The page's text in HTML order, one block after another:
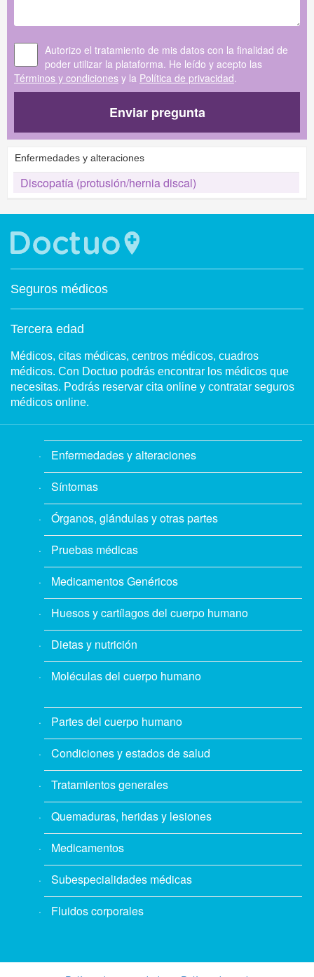
Autorizo el tratamiento de mis datos con la finalidad de
poder utilizar la plataforma. He leído y acepto las
Términos y condiciones y la Política de privacidad.
Enviar pregunta
Enfermedades y alteraciones
Discopatía (protusión/hernia discal)
Seguros médicos
Tercera edad
Médicos, citas médicas, centros médicos, cuadros
médicos. Con Doctuo podrás encontrar los médicos que
necesitas. Podrás reservar cita online y contratar seguros
médicos online.
Enfermedades y alteraciones
Síntomas
Órganos, glándulas y otras partes
Pruebas médicas
Medicamentos Genéricos
Huesos y cartílagos del cuerpo humano
Dietas y nutrición
Moléculas del cuerpo humano
Partes del cuerpo humano
Condiciones y estados de salud
Tratamientos generales
Quemaduras, heridas y lesiones
Medicamentos
Subespecialidades médicas
Fluidos corporales